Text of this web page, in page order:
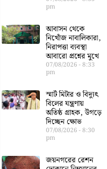
pm
আবাসন থেকে
নিখোঁজ নাবালিকারা,
নিরাপত্তা ব্যবস্থা
আবারো প্রশ্নের মুখে
07/08/2026 8:33
pm
স্মার্ট মিটার ও বিদ্যুৎ
বিলের যন্ত্রণায়
অতিষ্ঠ গ্রাহক, উগড়ে
দিচ্ছেন ক্ষোভ
07/08/2026 8:30
pm
জয়নগরের রেশন